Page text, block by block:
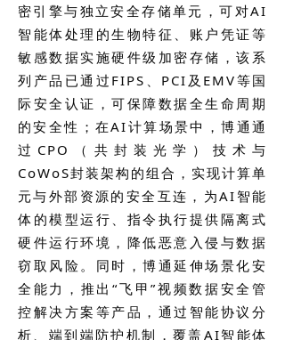
密引擎与独立安全存储单元，可对AI
智能体处理的生物特征、账户凭证等
敏感数据实施硬件级加密存储，该系
列产品已通过FIPS、PCI及EMV等国
际安全认证，可保障数据全生命周期
的安全性；在AI计算场景中，博通通
过CPO（共封装光学）技术与
CoWoS封装架构的组合，实现计算单
元与外部资源的安全互连，为AI智能
体的模型运行、指令执行提供隔离式
硬件运行环境，降低恶意入侵与数据
窃取风险。同时，博通延伸场景化安
全能力，推出“飞甲”视频数据安全管
控解决方案等产品，通过智能协议分
析、端到端防护机制，覆盖AI智能体